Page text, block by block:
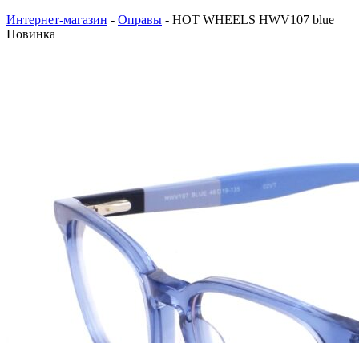
Интернет-магазин - Оправы - HOT WHEELS HWV107 blue
Новинка